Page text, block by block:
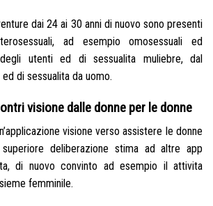
dai 24 ai 30 anni di nuovo sono presenti
ad esempio omosessuali ed
utenti ed di sessualita muliebre, dal
di sessualita da uomo.
visione dalle donne per le donne
visione verso assistere le donne
deliberazione stima ad altre app
di nuovo convinto ad esempio il attivita
femminile.